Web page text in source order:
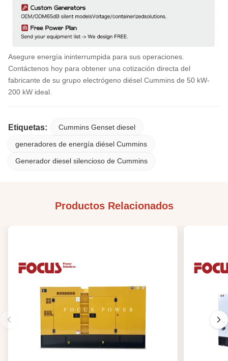
Asegure energía ininterrumpida para sus operaciones.
Contáctenos hoy para obtener una cotización directa del
fabricante de su grupo electrógeno diésel Cummins de 50 kW-
200 kW ideal.
Etiquetas: Cummins Genset diesel
generadores de energía diésel Cummins
Generador diesel silencioso de Cummins
Productos Relacionados